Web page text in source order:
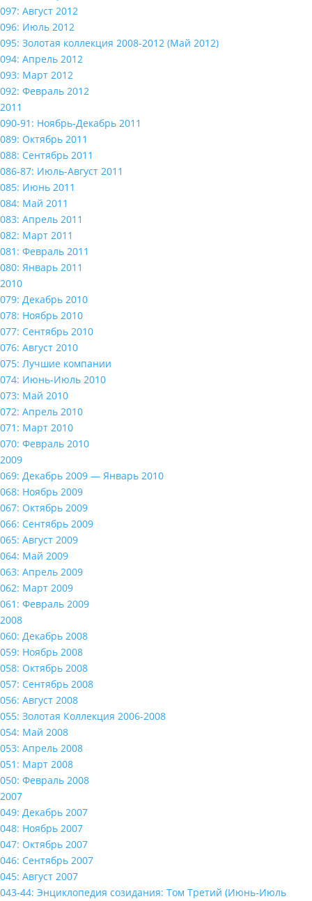
097: Август 2012
096: Июль 2012
095: Золотая коллекция 2008-2012 (Май 2012)
094: Апрель 2012
093: Март 2012
092: Февраль 2012
2011
090-91: Ноябрь-Декабрь 2011
089: Октябрь 2011
088: Сентябрь 2011
086-87: Июль-Август 2011
085: Июнь 2011
084: Май 2011
083: Апрель 2011
082: Март 2011
081: Февраль 2011
080: Январь 2011
2010
079: Декабрь 2010
078: Ноябрь 2010
077: Сентябрь 2010
076: Август 2010
075: Лучшие компании
074: Июнь-Июль 2010
073: Май 2010
072: Апрель 2010
071: Март 2010
070: Февраль 2010
2009
069: Декабрь 2009 — Январь 2010
068: Ноябрь 2009
067: Октябрь 2009
066: Сентябрь 2009
065: Август 2009
064: Май 2009
063: Апрель 2009
062: Март 2009
061: Февраль 2009
2008
060: Декабрь 2008
059: Ноябрь 2008
058: Октябрь 2008
057: Сентябрь 2008
056: Август 2008
055: Золотая Коллекция 2006-2008
054: Май 2008
053: Апрель 2008
051: Март 2008
050: Февраль 2008
2007
049: Декабрь 2007
048: Ноябрь 2007
047: Октябрь 2007
046: Сентябрь 2007
045: Август 2007
043-44: Энциклопедия созидания: Том Третий (Июнь-Июль